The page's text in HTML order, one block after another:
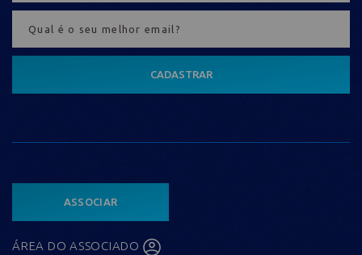
CADASTRAR
ASSOCIAR
ÁREA DO ASSOCIADO